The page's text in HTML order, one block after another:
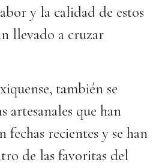
y la calidad de estos
llevado a cruzar
también se
artesanales que han
fechas recientes y se han
de las favoritas del